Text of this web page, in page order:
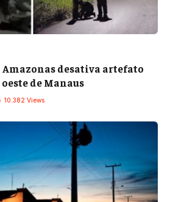
desativa artefato
de Manaus
10.382 Views